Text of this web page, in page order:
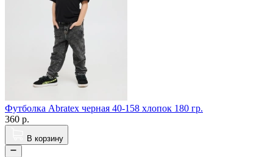
Футболка Abratex черная 40-158 хлопок 180 гр.
360 р.
В корзину